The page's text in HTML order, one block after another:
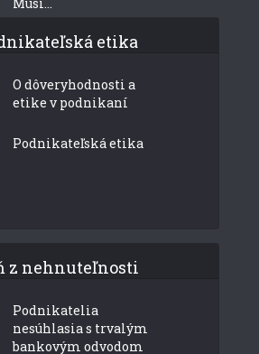
etika
O dôveryhodnosti a
etike v podnikaní
Podnikateľská etika
z nehnuteľnosti
Podnikatelia
nesúhlasia s trvalým
bankovým odvodom